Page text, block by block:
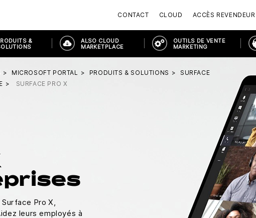
CONTACT CLOUD ACCÈS REVENDEUR
&
ALSO CLOUD
MARKETPLACE
OUTILS DE VENTE
MARKETING
MICROSOFT PORTAL PRODUITS & SOLUTIONS
SURFACE
SURFACE PRO X
Pro X,
leurs employés à